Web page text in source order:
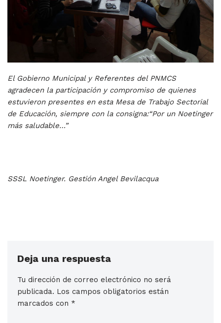
El Gobierno Municipal y Referentes del PNMCS
agradecen la participación y compromiso de quienes
estuvieron presentes en esta Mesa de Trabajo Sectorial
de Educación, siempre con la consigna:“Por un Noetinger
más saludable…”
SSSL Noetinger. Gestión Angel Bevilacqua
Deja una respuesta
Tu dirección de correo electrónico no será
publicada. Los campos obligatorios están
marcados con *